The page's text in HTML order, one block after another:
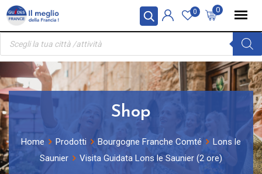
Pannello di gestione dei cookies
Skip
content
0
0
Ricerca
prodotti
Shop
Home Prodotti Bourgogne Franche Comté
Lons le
Saunier
Visita Guidata Lons le Saunier (2 ore)